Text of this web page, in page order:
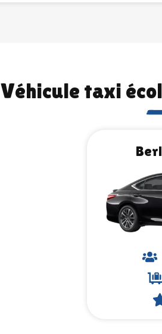
Véhicule taxi